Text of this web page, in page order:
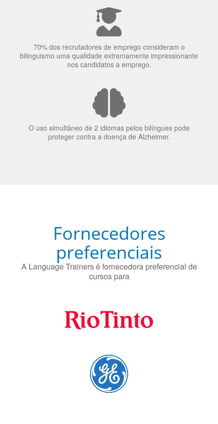
70% dos recrutadores de emprego consideram o
bilinguismo uma qualidade extremamente impressionante
nos candidatos a emprego.
O uso simultâneo de 2 idiomas pelos bilíngues pode
proteger contra a doença de Alzheimer.
Fornecedores
preferenciais
A Language Trainers é fornecedora preferencial de
cursos para